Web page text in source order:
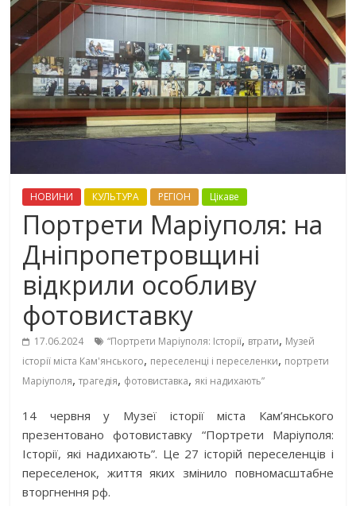
НОВИНИ КУЛЬТУРА РЕГІОН Цікаве
Портрети Маріуполя: на
Дніпропетровщині
відкрили особливу
фотовиставку
17.06.2024 “Портрети Маріуполя: Історії, втрати, Музей
історії міста Кам'янського, переселенці і переселенки, портрети
Маріуполя,трагедія, фотовиставка, які надихають”
14 червня у Музеї історії міста Кам’янського
презентовано фотовиставку “Портрети Маріуполя:
Історії, які надихають”. Це 27 історій переселенців і
переселенок, життя яких змінило повномасштабне
вторгнення рф.